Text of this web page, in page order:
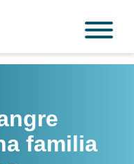
familia